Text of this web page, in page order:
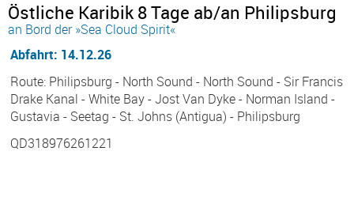
Östliche Karibik 8 Tage ab/an Philipsburg
an Bord der »Sea Cloud Spirit«
Abfahrt: 14.12.26
Route: Philipsburg - North Sound - North Sound - Sir Francis
Drake Kanal - White Bay - Jost Van Dyke - Norman Island -
Gustavia - Seetag - St. Johns (Antigua) - Philipsburg
QD318976261221